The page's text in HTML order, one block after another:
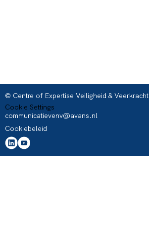
© Centre of Expertise Veiligheid & Veerkracht
Cookie Settings
communicatievenv@avans.nl
Cookiebeleid